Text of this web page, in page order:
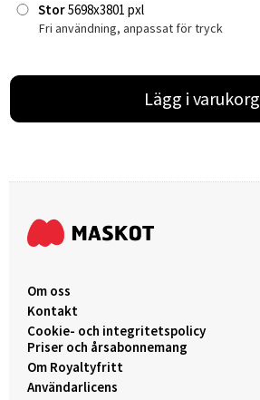
Stor5698x3801 pxl
Fri användning, anpassat för tryck
Lägg i varukorg
Om oss
Kontakt
Cookie- och integritetspolicy
Priser och årsabonnemang
Om Royaltyfritt
Användarlicens